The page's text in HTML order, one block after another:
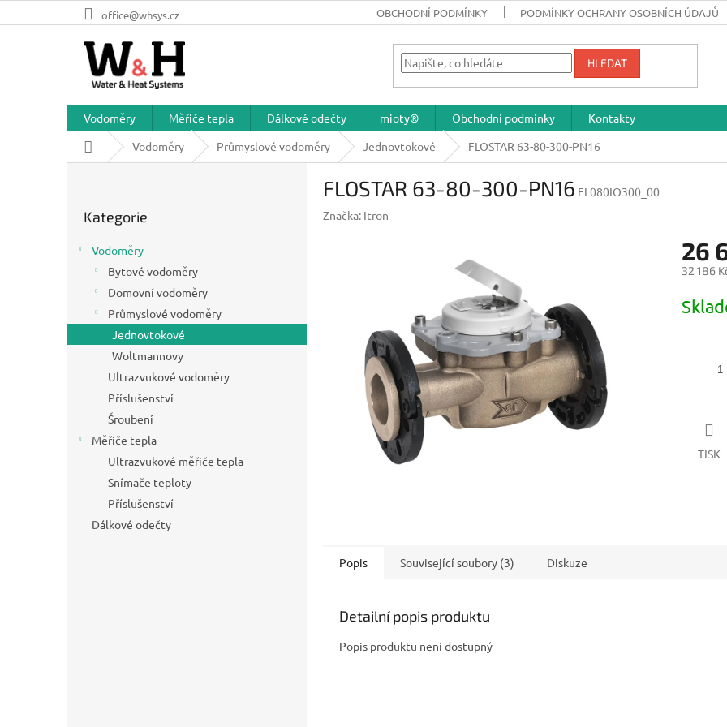
na
office@whsys.cz OBCHODNÍ PODMÍNKY PODMÍNKY OCHRANY OSOBNÍCH ÚDAJŮ
HLEDAT
Vodoměry Měřiče tepla Dálkové odečty mioty® Obchodní podmínky
Kontakty
Domů Vodoměry Průmyslové vodoměry Jednovtokové FLOSTAR 63-80-300-PN16
a
kategorie
Kategorie
Vodoměry
Bytové vodoměry
Domovní vodoměry
Průmyslové vodoměry
Jednovtokové
Woltmannovy
Ultrazvukové vodoměry
Příslušenství
Šroubení
Měřiče tepla
Ultrazvukové měřiče tepla
Snímače teploty
Příslušenství
Dálkové odečty
FLOSTAR 63-80-300-PN16 FL080IO300_00
Značka: Itron
26
32 186
cena:
TISK
Popis Související soubory (3) Diskuze
Detailní popis produktu
Popis produktu není dostupný